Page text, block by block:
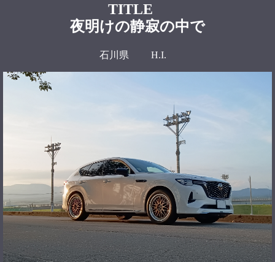
TITLE
夜明けの静寂の中で
石川県 H.I.